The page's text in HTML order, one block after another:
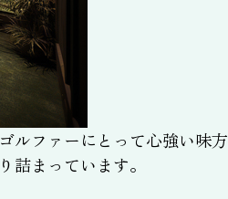
ルファーにとって心強い味方
まっています。